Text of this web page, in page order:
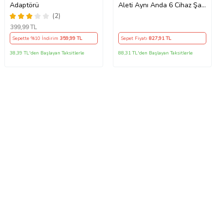
Adaptörü
(2)
399,99 TL
Sepette %10 İndirim359,99 TL
38,39 TL'den Başlayan Taksitlerle
Aleti Aynı Anda 6 Cihaz Şarj
Akıllı Şarj Cihazı
Sepet Fiyatı827,91 TL
88,31 TL'den Başlayan Taksitlerle